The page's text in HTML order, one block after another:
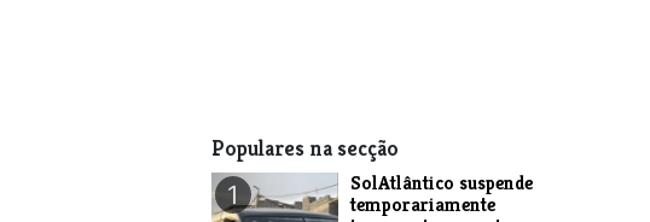
Populares na secção
1
SolAtlântico suspende
temporariamente